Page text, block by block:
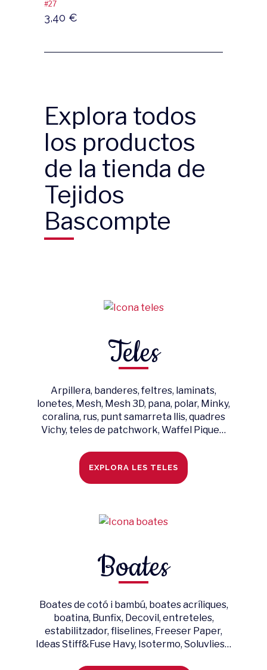
#27
3,40 €
Explora todos
los productos
de la tienda de
Tejidos
Bascompte
Teles
Arpillera, banderes, feltres, laminats,
lonetes, Mesh, Mesh 3D, pana, polar, Minky,
coralina, rus, punt samarreta llis, quadres
Vichy, teles de patchwork, Waffel Pique…
EXPLORA LES TELES
Boates
Boates de cotó i bambú, boates acríliques,
boatina, Bunfix, Decovil, entreteles,
estabilitzador, fliselines, Freeser Paper,
Ideas Stiff&Fuse Havy, Isotermo, Soluvlies…